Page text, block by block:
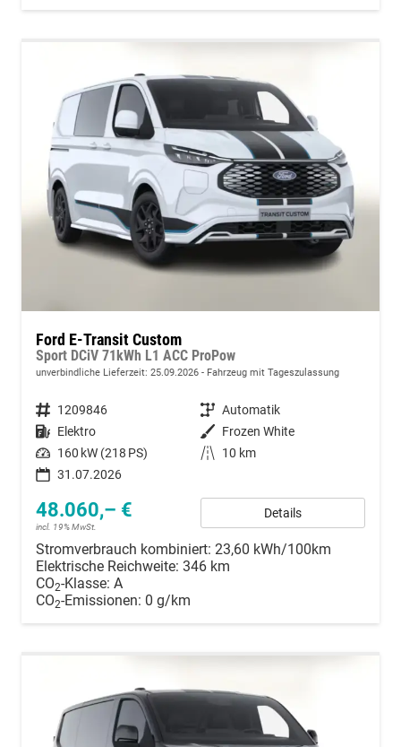
Ford E-Transit Custom
Sport DCiV 71kWh L1 ACC ProPow
unverbindliche Lieferzeit: 25.09.2026 Fahrzeug mit Tageszulassung
Fahrzeugnummer 1209846 Getriebe Automatik
Kraftstoff Elektro Außenfarbe Frozen White
Leistung 160 kW (218 PS) Kilometerstand
10 km
31.07.2026
48.060,– €
incl. 19% MwSt.
Details
Stromverbrauch kombiniert: 23,60 kWh/100km
Elektrische Reichweite: 346 km
CO2-Klasse: A
CO2-Emissionen: 0 g/km